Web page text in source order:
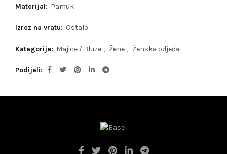
Materijal: Pamuk
Izrez na vratu: Ostalo
Kategorija: Majice / Bluze , Žene , Ženska odjeća
Podijeli